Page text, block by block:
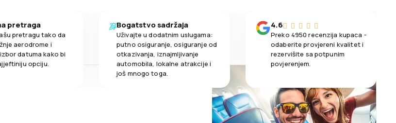
pretraga
pretragu tako da
aerodrome i
datuma kako bi
opciju.
Bogatstvo sadržaja
Uživajte u dodatnim uslugama:
putno osiguranje, osiguranje od
otkazivanja, iznajmljivanje
automobila, lokalne atrakcije i
još mnogo toga.
4.6
Preko 4950 recenzija kupaca -
odaberite provjereni kvalitet i
rezervišite sa potpunim
povjerenjem.